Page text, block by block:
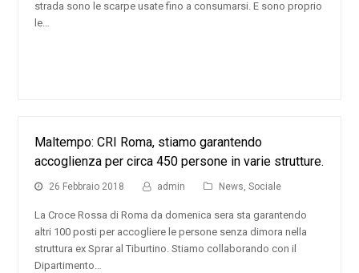
strada sono le scarpe usate fino a consumarsi. E sono proprio
le…
Maltempo: CRI Roma, stiamo garantendo
accoglienza per circa 450 persone in varie strutture.
26 Febbraio 2018 admin News, Sociale
La Croce Rossa di Roma da domenica sera sta garantendo
altri 100 posti per accogliere le persone senza dimora nella
struttura ex Sprar al Tiburtino. Stiamo collaborando con il
Dipartimento…